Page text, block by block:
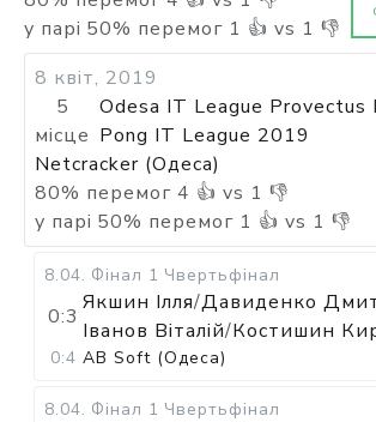
у парі 50% перемог 1 👍 vs 1 👎
8 квіт, 2019
5
місце
Odesa IT League Provectus
Pong IT League 2019
Netcracker (Одеса)
80% перемог 4 👍 vs 1 👎
у парі 50% перемог 1 👍 vs 1 👎
8.04. Фінал 1 Чвертьфінал
0:3
Якшин Ілля/Давиденко
Іванов Віталій/Костишин
0:4 AB Soft (Одеса)
8.04. Фінал 1 Чвертьфінал